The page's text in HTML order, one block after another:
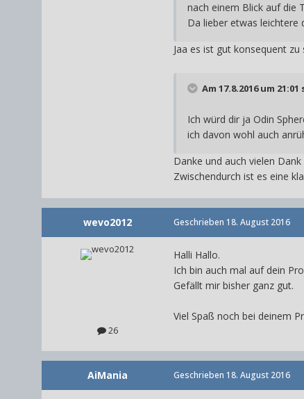
nach einem Blick auf die
Da lieber etwas leichtere
Jaa es ist gut konsequent
Am 17.8.2016 um
Ich würd dir ja Odin
ich davon wohl auch
Danke und auch vielen
Zwischendurch ist es eine
wevo2012
26
Geschrieben 18. August 2016
Halli Hallo.
Ich bin auch mal auf dein
Gefällt mir bisher ganz gut.
Viel Spaß noch bei deinem
AiMania Geschrieben 18. August 2016